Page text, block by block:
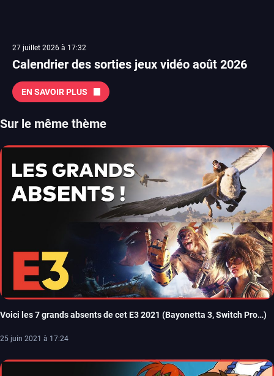
27 juillet 2026 à 17:32
Calendrier des sorties jeux vidéo août 2026
EN SAVOIR PLUS
Sur le même thème
Voici les 7 grands absents de cet E3 2021 (Bayonetta 3, Switch Pro…)
25 juin 2021 à 17:24